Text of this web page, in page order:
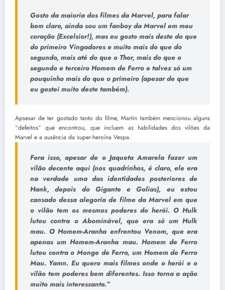
Gosto da maioria dos filmes da Marvel, para falar
bem claro, ainda sou um fanboy da Marvel em meu
coração (Excelsior!), mas eu gosto mais deste do que
do primeiro Vingadores e muito mais do que do
segundo, mais até do que o Thor, mais do que o
segundo e terceiro Homem de Ferro e talvez só um
pouquinho mais do que o primeiro (apesar de que
eu gostei muito deste também).
Apsesar de ter gostado tanto do filme, Martin também mencionou alguns
“defeitos” que encontrou, que incluem as habilidades dos vilões da
Marvel e a ausência da super-heroína Vespa.
Fora isso, apesar de o Jaqueta Amarela fazer um
vilão decente aqui (nos quadrinhos, é claro, ele era
na verdade uma das identidades posteriores de
Hank, depois do Gigante e Golias), eu estou
cansado dessa alegoria de filme da Marvel em que
o vilão tem os mesmos poderes do herói. O Hulk
lutou contra o Abominável, que era só um Hulk
mau. O Homem-Aranha enfrentou Venom, que era
apenas um Homem-Aranha mau. Homem de Ferro
lutou contra o Monge de Ferro, um Homem de Ferro
Mau. Yamn. Eu quero mais filmes onde o herói e o
vilão tem poderes bem diferentes. Isso torna a ação
muito mais interessante.”